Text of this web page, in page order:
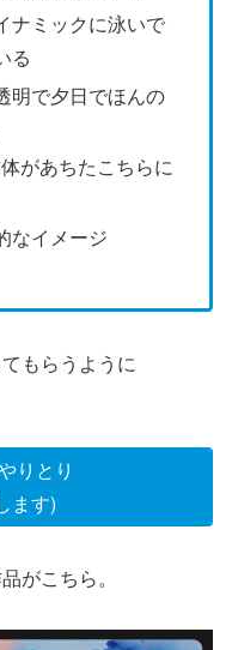
ナミックに泳いで
る
明で夕日でほんの
があちたこちらに
なイメージ
もらうように
りとり
ます)
がこちら。